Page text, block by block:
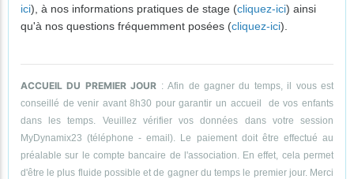
ici), à nos informations pratiques de stage (cliquez-ici) ainsi
qu'à nos questions fréquemment posées (cliquez-ici).
ACCUEIL DU PREMIER JOUR : Afin de gagner du temps, il vous est
conseillé de venir avant 8h30 pour garantir un accueil de vos enfants
dans les temps. Veuillez vérifier vos données dans votre session
MyDynamix23 (téléphone - email). Le paiement doit être effectué au
préalable sur le compte bancaire de l'association. En effet, cela permet
d'être le plus fluide possible et de gagner du temps le premier jour. Merci